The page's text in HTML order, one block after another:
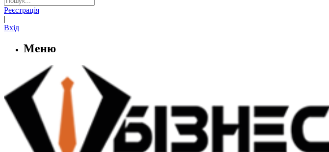
Реєстрація
|
Вхід
Меню